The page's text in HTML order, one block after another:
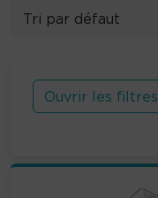
Ouvrir les filtres